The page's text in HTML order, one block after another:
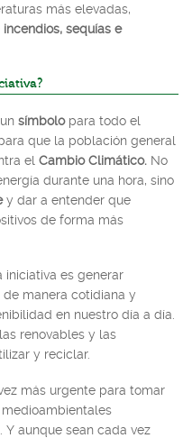
más elevadas,
incendios, sequías e
símbolopara todo el
que la población general
el Cambio Climático. No
durante una hora, sino
y dar a entender que
de forma más
iniciativa es generar
manera cotidiana y
en nuestro día a día.
renovables y las
y reciclar.
más urgente para tomar
medioambientales
aunque sean cada vez